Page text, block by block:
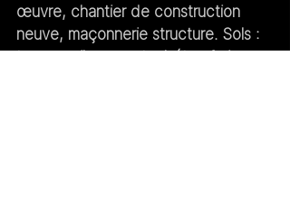
œuvre, chantier de construction
neuve, maçonnerie structure. Sols :